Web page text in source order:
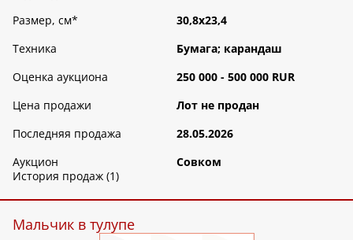
Размер, см*
30,8х23,4
Техника
Бумага; карандаш
Оценка аукциона
250 000 - 500 000 RUR
Цена продажи
Лот не продан
Последняя продажа
28.05.2026
Аукцион
Совком
История продаж (1)
Мальчик в тулупе